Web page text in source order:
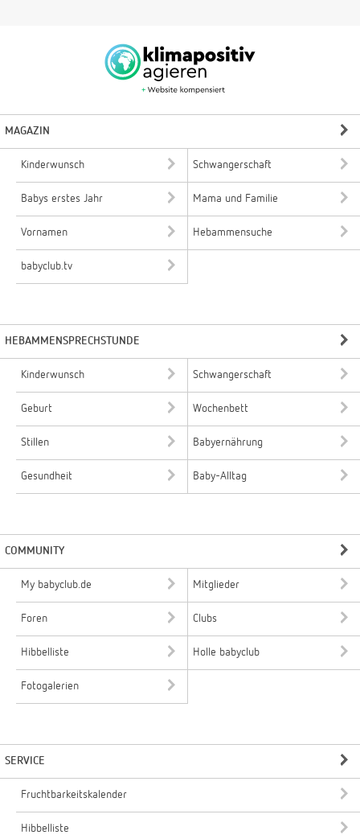
MAGAZIN
Kinderwunsch Schwangerschaft
Babys erstes Jahr Mama und Familie
Vornamen Hebammensuche
babyclub.tv
HEBAMMENSPRECHSTUNDE
Kinderwunsch Schwangerschaft
Geburt Wochenbett
Stillen Babyernährung
Gesundheit Baby-Alltag
COMMUNITY
My babyclub.de Mitglieder
Foren Clubs
Hibbelliste Holle babyclub
Fotogalerien
SERVICE
Fruchtbarkeitskalender
Hibbelliste